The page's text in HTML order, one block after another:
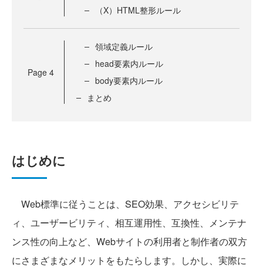
（X）HTML整形ルール
Page 4
領域定義ルール
head要素内ルール
body要素内ルール
まとめ
はじめに
Web標準に従うことは、SEO効果、アクセシビリテ
ィ、ユーザービリティ、相互運用性、互換性、メンテナ
ンス性の向上など、Webサイトの利用者と制作者の双方
にさまざまなメリットをもたらします。しかし、実際に